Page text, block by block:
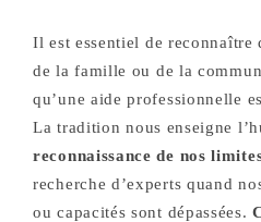
Il est essentiel de reconnaître
de la famille ou de la
qu’une aide professionnelle
La tradition nous enseigne
reconnaissance de nos
recherche d’experts quand
ou capacités sont dépassées.